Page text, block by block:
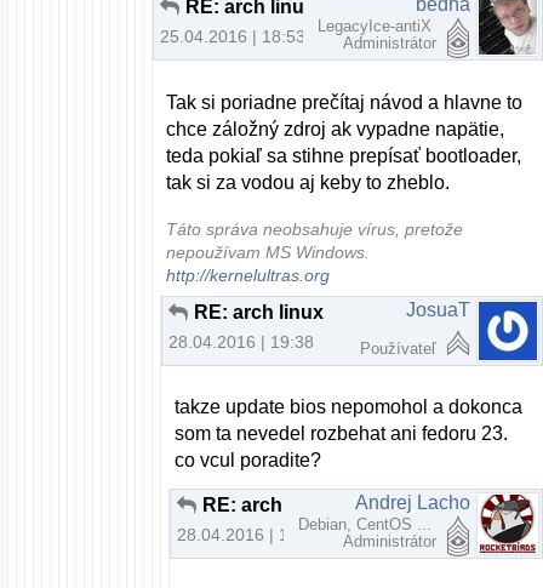
RE: arch linux
25.04.2016 | 18:53
bedňa
LegacyIce-antiX
Administrátor
Tak si poriadne prečítaj návod a hlavne to
chce záložný zdroj ak vypadne napätie,
teda pokiaľ sa stihne prepísať bootloader,
tak si za vodou aj keby to zheblo.
Táto správa neobsahuje vírus, pretože
nepoužívam MS Windows.
http://kernelultras.org
RE: arch linux
28.04.2016 | 19:38
JosuaT
Používateľ
takze update bios nepomohol a dokonca
som ta nevedel rozbehat ani fedoru 23.
co vcul poradite?
RE: arch linux
28.04.2016 | 19:43
Andrej Lacho
Debian, CentOS ...
Administrátor